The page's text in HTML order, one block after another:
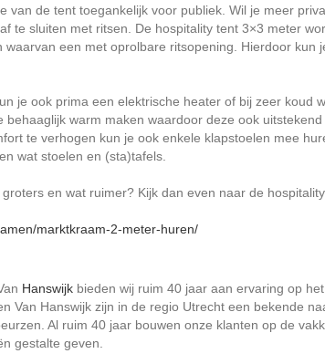
van de tent toegankelijk voor publiek. Wil je meer
te sluiten met ritsen. De hospitality tent 3×3 meter
een met oprolbare ritsopening. Hierdoor kun
je ook prima een elektrische heater of bij zeer koud
warm maken waardoor deze ook
te verhogen kun je ook enkele klapstoelen mee
wat stoelen en (sta)tafels.
en wat ruimer? Kijk dan even naar de
marktkraam-2-meter-huren/
Hanswijk bieden wij ruim 40 jaar aan ervaring op
Van Hanswijk zijn in de regio Utrecht een bekende
Al ruim 40 jaar bouwen onze klanten op de
gestalte geven.